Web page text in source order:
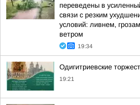
переведены в
связи с резким
условий: ливнем,
ветром
19:34
Одигитриевские
19:21